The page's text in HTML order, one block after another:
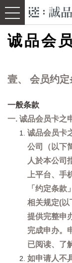
诚品会
壹、 会员约定
一般条款
一. 诚品会员卡之
诚品会员卡
公司（以下
人於本公司
上平台、
「约定条
相关规定(以
提供完整申
完成申办。
已阅读、了
如申请人不